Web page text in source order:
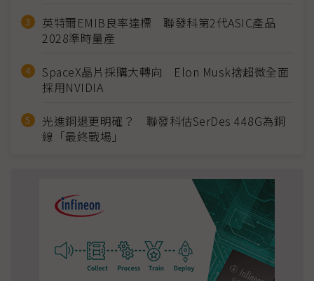
英特爾EMIB良率達標 聯發科第2代ASIC產品
2028準時量產
SpaceX晶片採購大轉向 Elon Musk捨超微全面
採用NVIDIA
光進銅退更明確？ 聯發科估SerDes 448G為銅
線「最終戰場」